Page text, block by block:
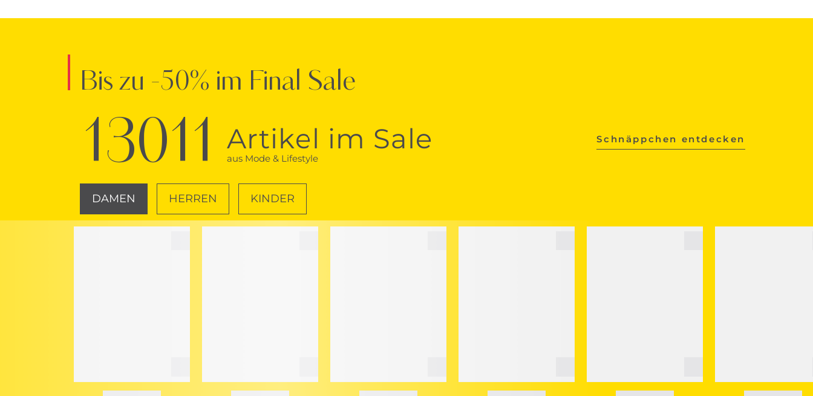
Bis zu -50% im Final Sale
13011 Artikel im Sale
aus Mode & Lifestyle
Schnäppchen entdecken
DAMEN HERREN KINDER